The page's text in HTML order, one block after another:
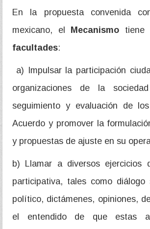
En la propuesta convenida
mexicano, el
Mecanismo tiene
facultades:
a) Impulsar la participación
organizaciones de la
seguimiento y evaluación de
Acuerdo y promover la
y propuestas de ajuste en su
b) Llamar a diversos ejercicios
participativa, tales como diálogo
político, dictámenes, opiniones,
el entendido de que estas